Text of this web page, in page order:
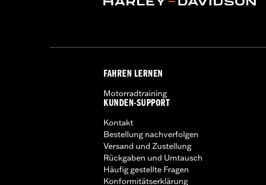
FAHREN LERNEN
Motorradtraining
KUNDEN-SUPPORT
Kontakt
Bestellung nachverfolgen
Versand und Zustellung
Rückgaben und Umtausch
Häufig gestellte Fragen
Konformitätserklärung